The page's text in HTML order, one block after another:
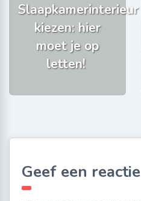
Slaapkamerinterieur
kiezen: hier
moet je op
letten!
Geef een reactie